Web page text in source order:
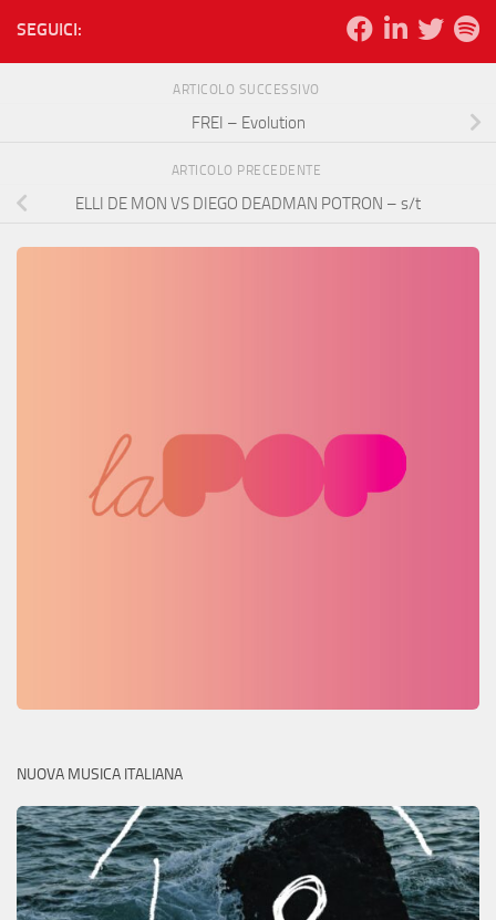
SEGUICI:
ARTICOLO SUCCESSIVO
FREI – Evolution
ARTICOLO PRECEDENTE
ELLI DE MON VS DIEGO DEADMAN POTRON – s/t
NUOVA MUSICA ITALIANA